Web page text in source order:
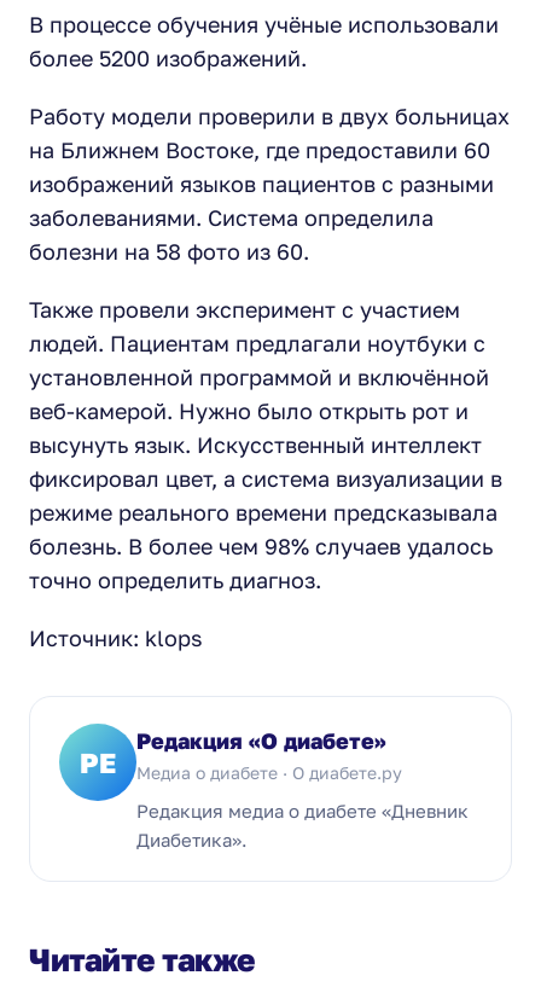
В процессе обучения учёные использовали
более 5200 изображений.
Работу модели проверили в двух больницах
на Ближнем Востоке, где предоставили 60
изображений языков пациентов с разными
заболеваниями. Система определила
болезни на 58 фото из 60.
Также провели эксперимент с участием
людей. Пациентам предлагали ноутбуки с
установленной программой и включённой
веб-камерой. Нужно было открыть рот и
высунуть язык. Искусственный интеллект
фиксировал цвет, а система визуализации в
режиме реального времени предсказывала
болезнь. В более чем 98% случаев удалось
точно определить диагноз.
Источник: klops
РЕ
Редакция «О диабете»
Медиа о диабете · О диабете.ру
Редакция медиа о диабете «Дневник
Диабетика».
Читайте также